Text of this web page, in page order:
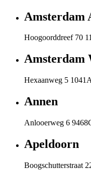
Amsterdam
Hoogoorddreef 70
Amsterdam
Hexaanweg 5
Annen
Anlooerweg 6
Apeldoorn
Boogschutterstraat